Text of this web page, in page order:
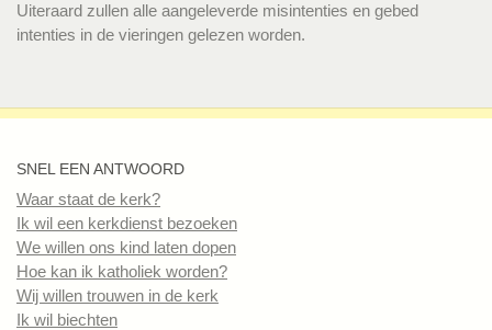
Uiteraard zullen alle aangeleverde misintenties en gebed
intenties in de vieringen gelezen worden.
SNEL EEN ANTWOORD
Waar staat de kerk?
Ik wil een kerkdienst bezoeken
We willen ons kind laten dopen
Hoe kan ik katholiek worden?
Wij willen trouwen in de kerk
Ik wil biechten